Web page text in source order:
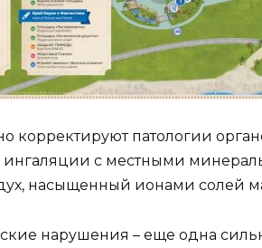
корректируют патологии
ингаляции с местными
насыщенный ионами солей
нарушения – еще одна